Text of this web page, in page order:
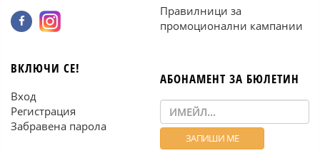
Правилници за
промоционални кампании
ВКЛЮЧИ СЕ!
Вход
Регистрация
Забравена парола
АБОНАМЕНТ ЗА БЮЛЕТИН